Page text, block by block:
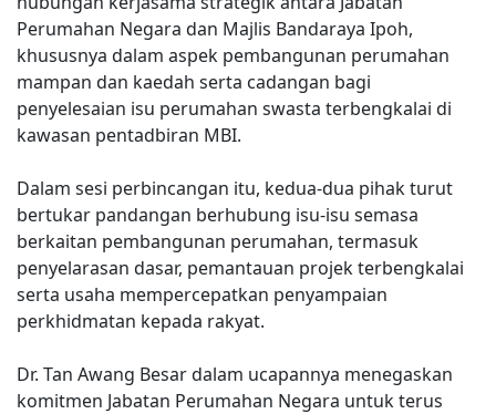
Perumahan Negara dan Majlis Bandaraya Ipoh,
khususnya dalam aspek pembangunan perumahan
mampan dan kaedah serta cadangan bagi
penyelesaian isu perumahan swasta terbengkalai di
kawasan pentadbiran MBI.
Dalam sesi perbincangan itu, kedua-dua pihak turut
bertukar pandangan berhubung isu-isu semasa
berkaitan pembangunan perumahan, termasuk
penyelarasan dasar, pemantauan projek terbengkalai
serta usaha mempercepatkan penyampaian
perkhidmatan kepada rakyat.
Dr. Tan Awang Besar dalam ucapannya menegaskan
komitmen Jabatan Perumahan Negara untuk terus